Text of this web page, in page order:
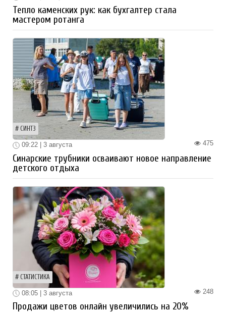
Тепло каменских рук: как бухгалтер стала
мастером ротанга
СИНТЗ
475
09:22 | 3 августа
Синарские трубники осваивают новое направление
детского отдыха
СТАТИСТИКА
248
08:05 | 3 августа
Продажи цветов онлайн увеличились на 20%